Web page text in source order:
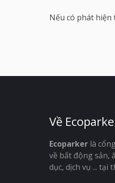
Nếu có phát
Về
Ecoparker là
về bất động sản,
dục, dịch vụ ... tại